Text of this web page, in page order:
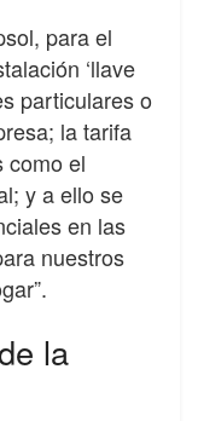
para el
‘llave
particulares o
la tarifa
como el
y a ello se
en las
nuestros
la